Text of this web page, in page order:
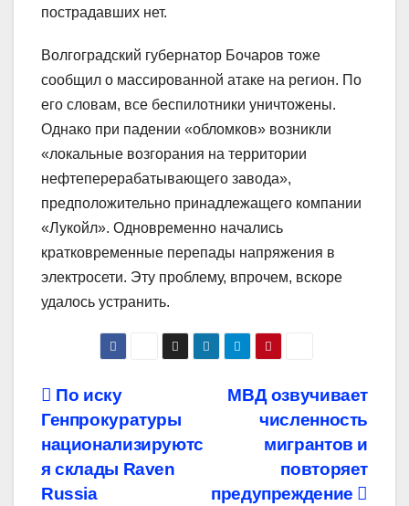
пострадавших нет.
Волгоградский губернатор Бочаров тоже
сообщил о массированной атаке на регион. По
его словам, все беспилотники уничтожены.
Однако при падении «обломков» возникли
«локальные возгорания на территории
нефтеперерабатывающего завода»,
предположительно принадлежащего компании
«Лукойл». Одновременно начались
кратковременные перепады напряжения в
электросети. Эту проблему, впрочем, вскоре
удалось устранить.
Навигация
по
записям
МВД озвучивает
численность
мигрантов и
повторяет
предупреждение
По иску
Генпрокуратуры
национализируютс
я склады Raven
Russia